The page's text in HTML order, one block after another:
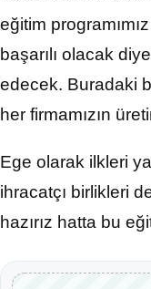
eğitim
başarılı olacak
edecek. Buradaki
her firmamızın
Ege olarak ilkleri
ihracatçı birlikleri
hazırız hatta bu